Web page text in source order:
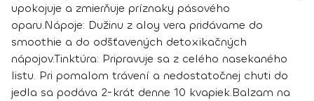
upokojuje a zmierňuje príznaky pásového
oparu.Nápoje: Dužinu z aloy vera pridávame do
smoothie a do odšťavených detoxikačných
nápojov.Tinktúra: Pripravuje sa z celého nasekaného
listu. Pri pomalom trávení a nedostatočnej chuti do
jedla sa podáva 2-krát denne 10 kvapiek.Balzam na